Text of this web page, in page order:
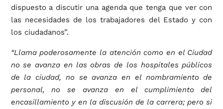
dispuesto a discutir una agenda que tenga que ver con
las necesidades de los trabajadores del Estado y con
los ciudadanos”.
“Llama poderosamente la atención como en el Ciudad
no se avanza en las obras de los hospitales públicos
de la ciudad, no se avanza en el nombramiento de
personal, no se avanza en el cumplimiento del
encasillamiento y en la discusión de la carrera; pero si